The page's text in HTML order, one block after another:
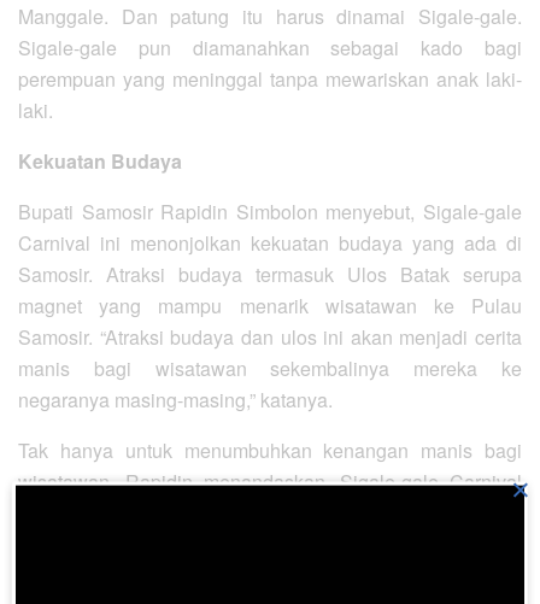
Manggale. Dan patung itu harus dinamai Sigale-gale.
Sigale-gale pun diamanahkan sebagai kado bagi
perempuan yang meninggal tanpa mewariskan anak laki-
laki.
Kekuatan Budaya
Bupati Samosir Rapidin Simbolon menyebut, Sigale-gale
Carnival ini menonjolkan kekuatan budaya yang ada di
Samosir. Atraksi budaya termasuk Ulos Batak serupa
magnet yang mampu menarik wisatawan ke Pulau
Samosir. “Atraksi budaya dan ulos ini akan menjadi cerita
manis bagi wisatawan sekembalinya mereka ke
negaranya masing-masing,” katanya.
Tak hanya untuk menumbuhkan kenangan manis bagi
wisatawan, Rapidin menandaskan, Sigale-gale Carnival
×